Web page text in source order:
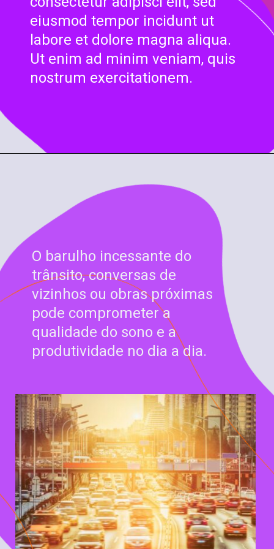
consectetur adipisci elit, sed
eiusmod tempor incidunt ut
labore et dolore magna aliqua.
Ut enim ad minim veniam, quis
nostrum exercitationem.
O barulho incessante do
trânsito, conversas de
vizinhos ou obras próximas
pode comprometer a
qualidade do sono e a
produtividade no dia a dia.